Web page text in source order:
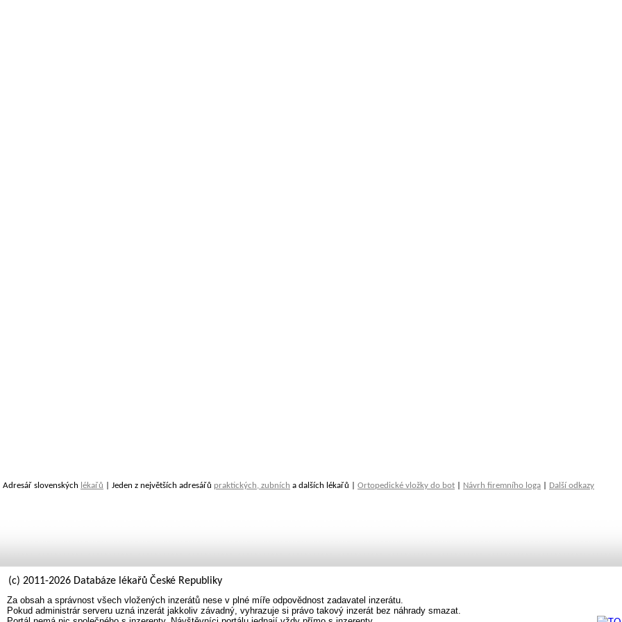
Adresář slovenských lékařů | Jeden z největších adresářů praktických, zubních a dalších lékařů | Ortopedické vložky do bot Návrh firemního loga Další odkazy
(c) 2011-2026 Databáze lékařů České Republiky
Za obsah a správnost všech vložených inzerátů nese v plné míře odpovědnost zadavatel inzerátu.
Pokud administrár serveru uzná inzerát jakkoliv závadný, vyhrazuje si právo takový inzerát bez náhrady smazat.